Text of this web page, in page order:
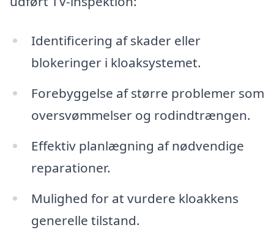
Identificering af skader eller
blokeringer i kloaksystemet.
Forebyggelse af større problemer som
oversvømmelser og rodindtrængen.
Effektiv planlægning af nødvendige
reparationer.
Mulighed for at vurdere kloakkens
generelle tilstand.